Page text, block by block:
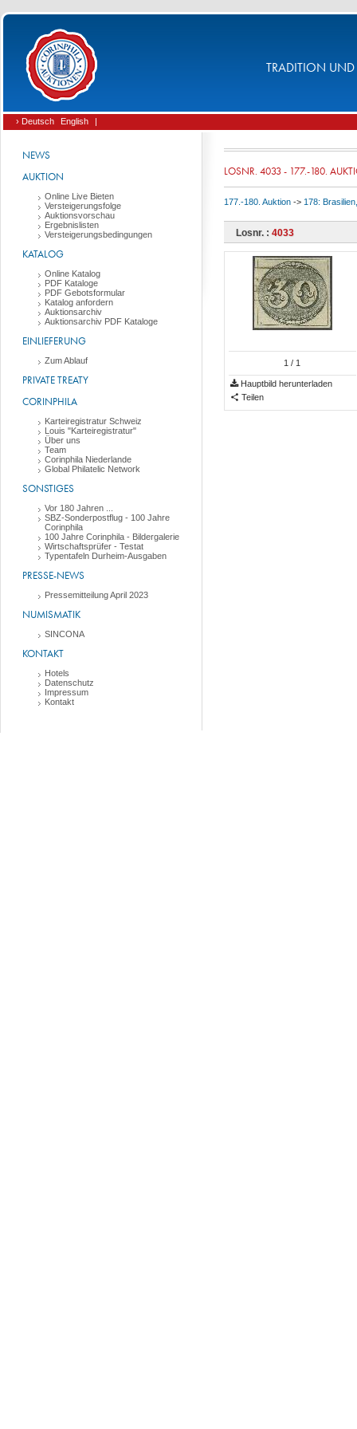
TRADITION UND
› Deutsch English |
NEWS
AUKTION
Online Live Bieten
Versteigerungsfolge
Auktionsvorschau
Ergebnislisten
Versteigerungsbedingungen
KATALOG
Online Katalog
PDF Kataloge
PDF Gebotsformular
Katalog anfordern
Auktionsarchiv
Auktionsarchiv PDF Kataloge
EINLIEFERUNG
Zum Ablauf
PRIVATE TREATY
CORINPHILA
Karteiregistratur Schweiz
Louis "Karteiregistratur"
Über uns
Team
Corinphila Niederlande
Global Philatelic Network
SONSTIGES
Vor 180 Jahren ...
SBZ-Sonderpostflug - 100 Jahre
Corinphila
100 Jahre Corinphila - Bildergalerie
Wirtschaftsprüfer - Testat
Typentafeln Durheim-Ausgaben
PRESSE-NEWS
Pressemitteilung April 2023
NUMISMATIK
SINCONA
KONTAKT
Hotels
Datenschutz
Impressum
Kontakt
LOSNR. 4033 - 177.-180.
177.-180. Auktion -> 178:
Losnr. : 4033
1 / 1
Hauptbild herunterladen
Teilen